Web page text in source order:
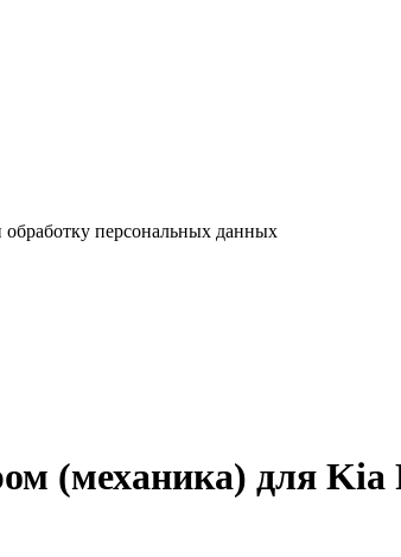
обработку персональных данных
(механика) для Kia